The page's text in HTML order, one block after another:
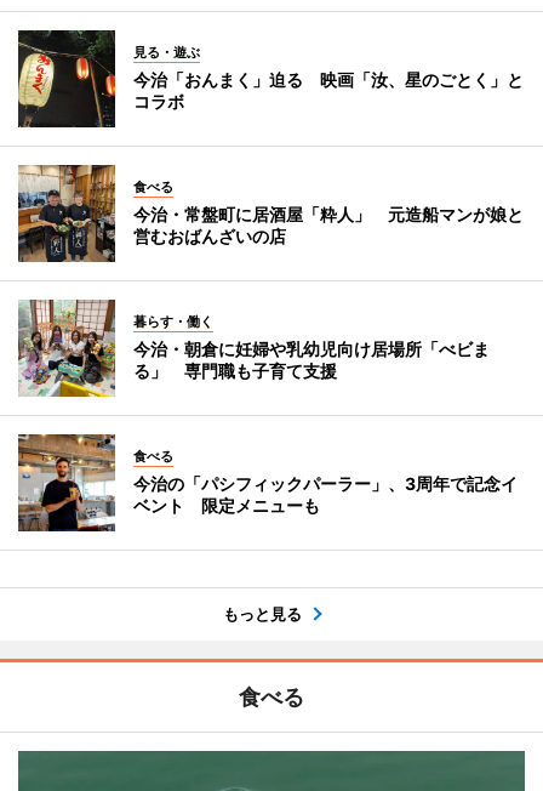
見る・遊ぶ
今治「おんまく」迫る 映画「汝、星のごとく」と
コラボ
食べる
今治・常盤町に居酒屋「粋人」 元造船マンが娘と
営むおばんざいの店
暮らす・働く
今治・朝倉に妊婦や乳幼児向け居場所「べビま
る」 専門職も子育て支援
食べる
今治の「パシフィックパーラー」、3周年で記念イ
ベント 限定メニューも
もっと見る
食べる